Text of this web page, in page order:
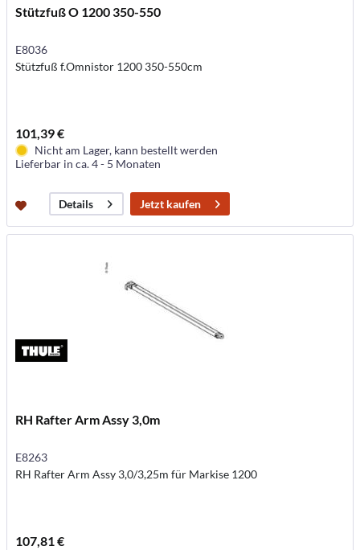
Stützfuß O 1200 350-550
E8036
Stützfuß f.Omnistor 1200 350-550cm
101,39 €
Nicht am Lager, kann bestellt werden
Lieferbar in ca. 4 - 5 Monaten
Details Jetzt kaufen
RH Rafter Arm Assy 3,0m
E8263
RH Rafter Arm Assy 3,0/3,25m für Markise 1200
107,81 €